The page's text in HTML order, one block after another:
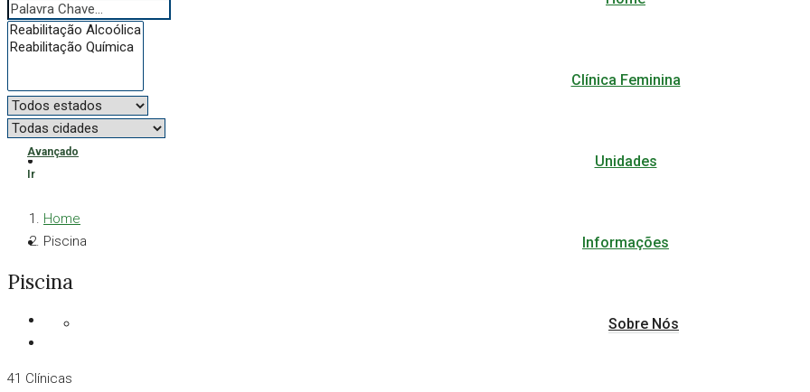
Clínica Feminina
Unidades
Informações
Sobre Nós
Avançado
Ir
Home
Piscina
Piscina
41 Clínicas